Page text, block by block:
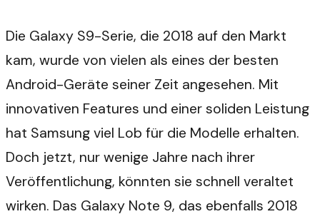
Die Galaxy S9-Serie, die 2018 auf den Markt
kam, wurde von vielen als eines der besten
Android-Geräte seiner Zeit angesehen. Mit
innovativen Features und einer soliden Leistung
hat Samsung viel Lob für die Modelle erhalten.
Doch jetzt, nur wenige Jahre nach ihrer
Veröffentlichung, könnten sie schnell veraltet
wirken. Das Galaxy Note 9, das ebenfalls 2018